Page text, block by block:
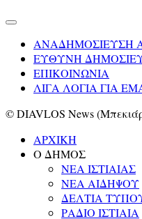
ΑΝΑΔΗΜΟΣΙΕΥΣΗ
ΕΥΘΥΝΗ
ΕΠΙΚΟΙΝΩΝΙΑ
ΛΙΓΑ ΛΟΓΙΑ ΓΙΑ
© DIAVLOS News
ΑΡΧΙΚΗ
Ο ΔΗΜΟΣ
ΝΕΑ ΙΣΤΙΑΙΑΣ
ΝΕΑ ΑΙΔΗΨΟΥ
ΔΕΛΤΙΑ
ΡΑΔΙΟ ΙΣΤΙΑΙΑ